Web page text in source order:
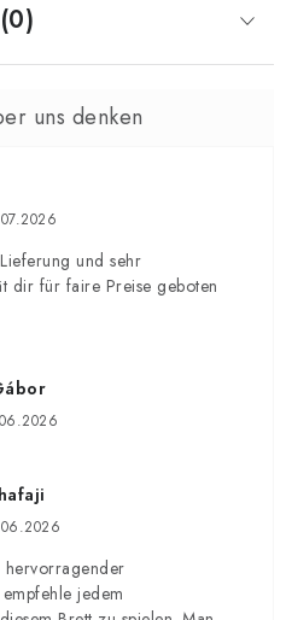
und sehr
dir für faire Preise geboten
jedem